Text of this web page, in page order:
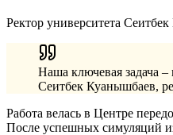
Ректор университета
Наша ключевая задача
Сеитбек Куанышбаев,
Работа велась в Центре
После успешных симуляций